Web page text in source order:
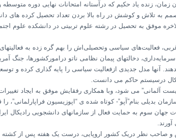
زمان، زنده یاد حکیم که درآستانه امتحانات نهایی دوره
به تلاش و کوشش در راه بالا بردن تعداد تحصیل کرده های
موفق به تحصیل در رشته علوم تربیتی در دانشکده علوم
فعالیت‌های سیاسی وتحصیلی‌اش را بهم گره زده به
دخالتهای پیمان نظامی ناتو درامورکشورها، جنگ
آنها مدل جدیدی ازفعالیت سیاسی را پایه گذاری کرده و
درسیستم حاکم می دانست.
سوسیالیست آلمانی” می شود، وبا همکاری رفقایش موفق به ایجاد
بدیلی بنام”آپو”- کوتاه شده ی “اپوزیسیون فراپارلمانی”،
جهان سوم به حمایت فعال از سازمانهای دانشجویی رادیکال
صاحب نظر دریک کشور اروپایی، درست یک هفته پس از کشته